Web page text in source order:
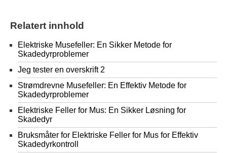
Relatert innhold
Elektriske Musefeller: En Sikker Metode for
Skadedyrproblemer
Jeg tester en overskrift 2
Strømdrevne Musefeller: En Effektiv Metode for
Skadedyrproblemer
Elektriske Feller for Mus: En Sikker Løsning for
Skadedyr
Bruksmåter for Elektriske Feller for Mus for Effektiv
Skadedyrkontroll